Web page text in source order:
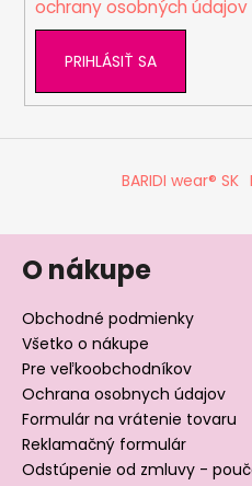
ochrany osobných údajov
PRIHLÁSIŤ SA
BARIDI wear® SK
O nákupe
Obchodné podmienky
Všetko o nákupe
Pre veľkoobchodníkov
Ochrana osobnych údajov
Formulár na vrátenie tovaru
Reklamačný formulár
Odstúpenie od zmluvy -